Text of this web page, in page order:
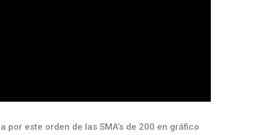
este orden de las SMA’s de 200 en gráfico